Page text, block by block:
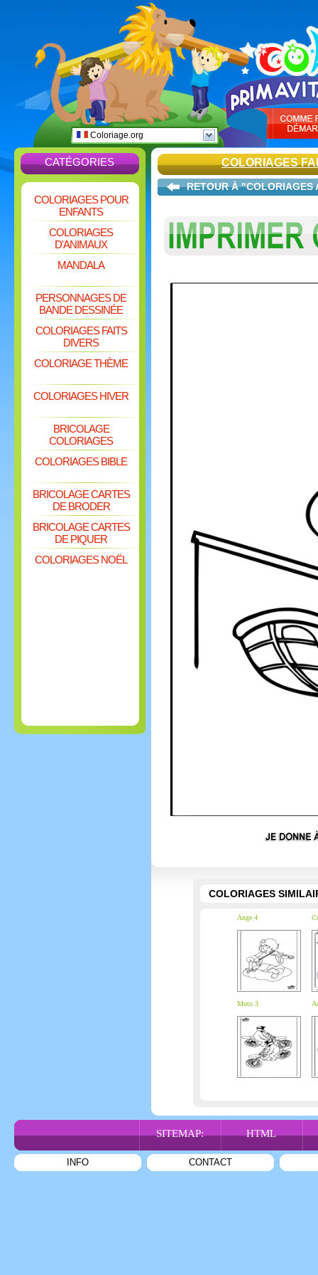
Coloriage.org
CATÉGORIES
COLORIAGES POUR
ENFANTS
COLORIAGES
D'ANIMAUX
MANDALA
PERSONNAGES DE
BANDE DESSINÉE
COLORIAGES FAITS
DIVERS
COLORIAGE THÈME
COLORIAGES HIVER
BRICOLAGE
COLORIAGES
COLORIAGES BIBLE
BRICOLAGE CARTES
DE BRODER
BRICOLAGE CARTES
DE PIQUER
COLORIAGES NOËL
COLORIAGES
RETOUR À "COLORIAGES
COLORIAGES
Ange 4
Moto 3
SITEMAP: HTML
INFO CONTACT